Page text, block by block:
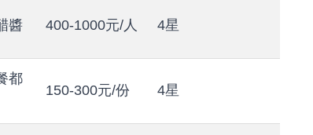
醬 400-1000元/人 4星
都
150-300元/份 4星